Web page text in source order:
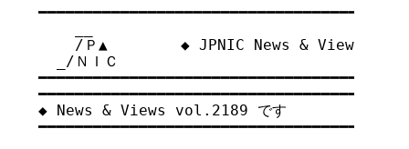
━━━━━━━━━━━━━━━━━━━━━━━━━━━━━━━━━━━
/Ｐ▲        ◆ JPNIC News & Views
  _/ＮＩＣ
━━━━━━━━━━━━━━━━━━━━━━━━━━━━━━━━━━━
━━━━━━━━━━━━━━━━━━━━━━━━━━━━━━━━━━━
◆ News & Views vol.2189 です
━━━━━━━━━━━━━━━━━━━━━━━━━━━━━━━━━━━